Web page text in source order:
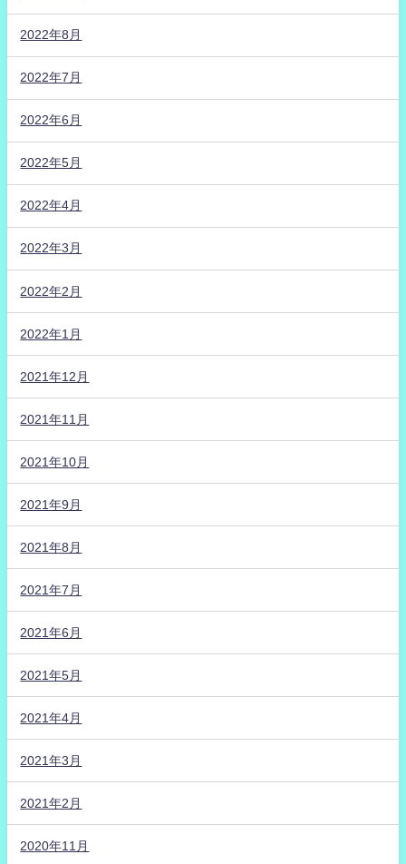
2022年8月
2022年7月
2022年6月
2022年5月
2022年4月
2022年3月
2022年2月
2022年1月
2021年12月
2021年11月
2021年10月
2021年9月
2021年8月
2021年7月
2021年6月
2021年5月
2021年4月
2021年3月
2021年2月
2020年11月